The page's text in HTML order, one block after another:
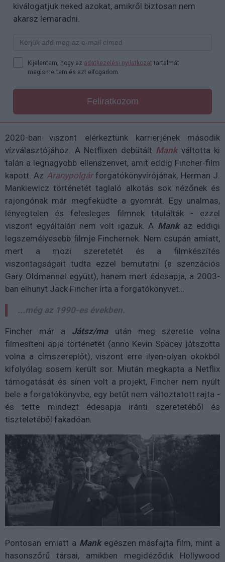
kiválogatjuk neked azokat, amikről biztosan nem
akarsz lemaradni.
Kijelentem, hogy az adatkezelési nyilatkozat tartalmát
megismertem és azt elfogadom.
Feliratkozom
2020-ban viszont elérkeztünk karrierjének második
vízválasztójához. A Netflixen debütált Mankváltotta ki
talán a legnagyobb ellenszenvet, amit eddig Fincher-film
kapott. Az Aranypolgárforgatókönyvírójának, Herman J.
Mankiewicz történetét taglaló alkotás sok nézőnek és
rajongónak már megfeküdte a gyomrát. Egy unalmas,
lényegtelen és felesleges filmnek titulálták - ezzel
viszont egyáltalán nem volt igazuk. A Mank az eddigi
legszemélyesebb filmje Finchernek. Nem csupán amiatt,
mert a mozi szeretetét és a filmkészítés
viszontagságait tudta ezzel bemutatni (a szenzációs
Gary Oldmannel együtt), hanem mert édesapja, a 2003-
ban elhunyt Jack Fincher írta a forgatókönyvet…
...még az 1990-es években.
Fincher már a Játsz/maután meg szerette volna
filmesíteni apja történetét (anno Kevin Spacey játszotta
volna a címszereplőt), viszont erre ilyen-olyan okokból
kifolyólag sosem került sor. Miután megkapta a Netflix
támogatását és sínen volt a projekt, Fincher nem nyúlt
bele a forgatókönyvbe, egy betűt nem változtatott rajta -
és tette mindezt édesapja iránti szeretetéből és
tiszteletéből fakadóan.
Pontosan emiatt a Mank egészen másfajta film, mint a
hasonszőrű társai, amikben megidéződik Hollywood